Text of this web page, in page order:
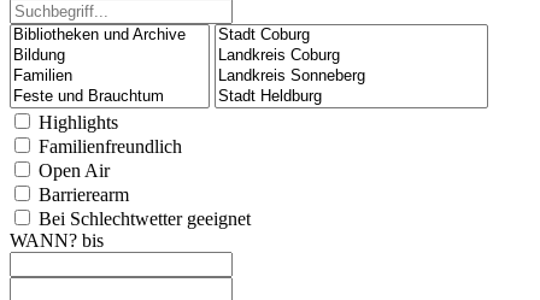
Highlights
Familienfreundlich
Open Air
Barrierearm
Bei Schlechtwetter geeignet
WANN? bis